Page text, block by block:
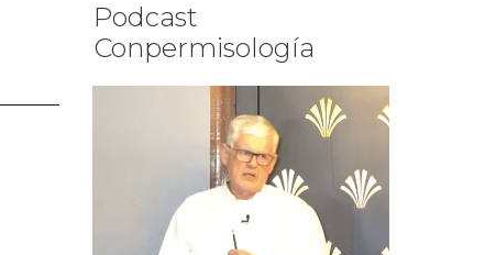
Podcast
Conpermisología